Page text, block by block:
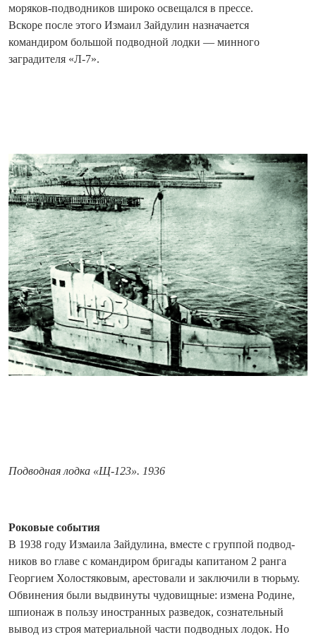
моряков‑подводников широко освещался в прессе.
Вскоре после этого Измаил Зай­дулин назначается
командиром большой подводной лодки — минного
заградителя «Л-7».
Подводная лодка «Щ-123». 1936
Роковые события
В 1938 году Измаила Зайдулина, вместе с группой подвод­
ников во главе с командиром бригады капитаном 2 ранга
Георгием Холостяковым, арестовали и заключили в тюрьму.
Обвинения были выдвинуты чудовищные: измена Родине,
шпионаж в пользу иностранных разведок, сознательный
вывод из строя материальной части подводных лодок. Но